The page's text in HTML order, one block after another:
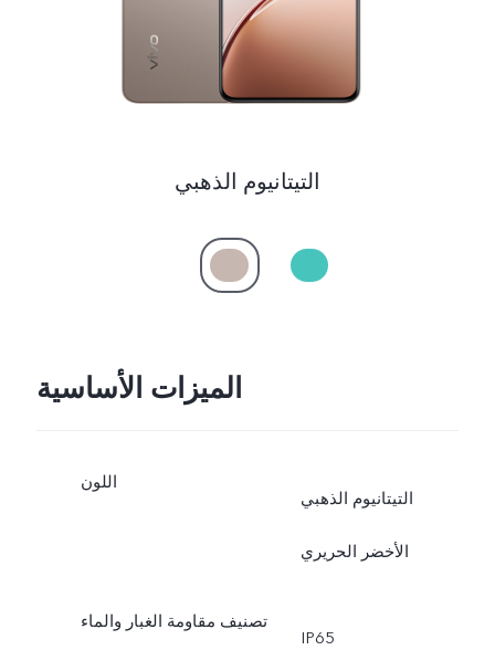
التيتانيوم الذهبي
الميزات الأساسية
اللون
التيتانيوم الذهبي
الأخضر الحريري
تصنيف مقاومة الغبار والماء
IP65